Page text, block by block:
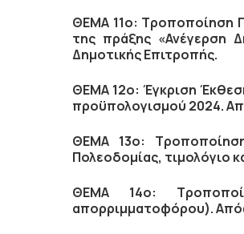
ΘΕΜΑ 11ο: Τροποποίηση
της πράξης «Ανέγερση
Δημοτικής Επιτροπής.
ΘΕΜΑ 12ο:Έγκριση
προϋπολογισμού 2024.
ΘΕΜΑ 13ο:
Πολεοδομίας, τιμολόγιο
ΘΕΜΑ 14ο:
απορριμματοφόρου).